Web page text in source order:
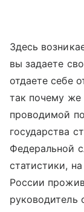
Здесь
вы задаете
отдаете себе
так почему же
проводимой
государства
Федеральной
статистики,
России
руководитель